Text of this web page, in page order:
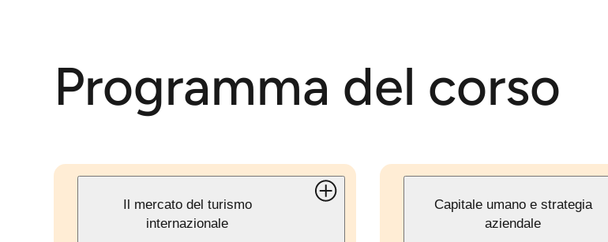
Programma del corso
Il mercato del turismo
internazionale
Capitale umano e strategia
aziendale